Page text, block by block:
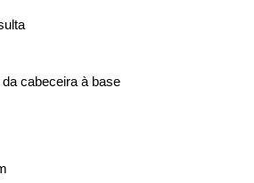
cabeceira à base